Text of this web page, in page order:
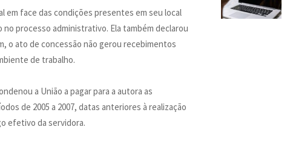
em face das condições presentes em seu local
processo administrativo. Ela também declarou
o ato de concessão não gerou recebimentos
de trabalho.
a União a pagar para a autora as
de 2005 a 2007, datas anteriores à realização
efetivo da servidora.